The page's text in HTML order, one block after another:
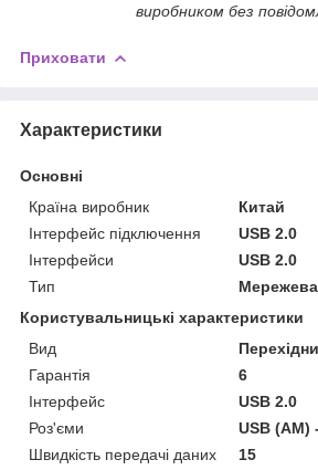
виробником без
Приховати
Характеристики
Основні
Країна виробник
Китай
Інтерфейс підключення
USB 2.0
Інтерфейси
USB 2.0
Тип
Мережева
Користувальницькі характеристики
Вид
Гарантія
6
Інтерфейс
USB 2.0
Роз'єми
USB (AM)
Швидкість передачі даних
15